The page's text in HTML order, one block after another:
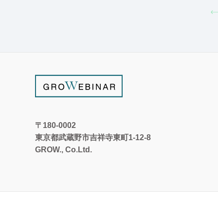
〒180-0002
東京都武蔵野市吉祥寺東町1-12-8
GROW., Co.Ltd.